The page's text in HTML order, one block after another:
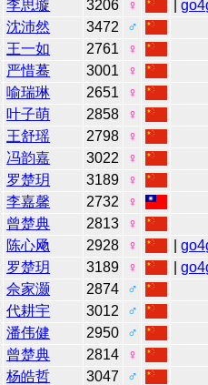
李思璇 3206 ♀ |
沈沛然 3472
♂
王一如 2761
♀
严惜蓦 3001
♀
喻瑞琳 2651
♀
叶子萌 2858
♀
王舒瑶 2798
♀
冯韵嘉 3022
♀
罗楚玥 3189
♀
李嘉馨 2732
♀
曾楚典 2813
♀
陈心飏 2928 ♀ |
罗楚玥 3189 ♀ |
佘家灏 2874
♂
代耕宇 3012
♂
潘伟健 2950
♂
曾楚典 2814
♀
杨皓哲 3047
♂